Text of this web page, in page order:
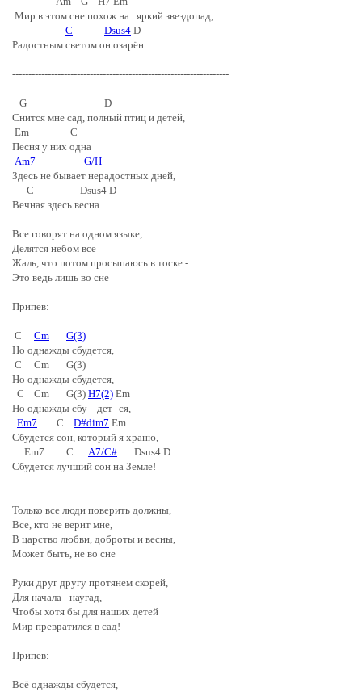
Мир в этом сне похож на яркий звездопад,
C
Dsus4 D
Радостным светом он озарён
-------------------------------------------------------------------
G D
Снится мне сад, полный птиц и детей,
Em C
Песня у них одна
Am7
G/H
Здесь не бывает нерадостных дней,
C Dsus4 D
Вечная здесь весна
Все говорят на одном языке,
Делятся небом все
Жаль, что потом просыпаюсь в тоске -
Это ведь лишь во сне
Припев:
C Cm
G(3)
Но однажды сбудется,
C Cm G(3)
Но однажды сбудется,
C Cm G(3) H7(2) Em
Но однажды сбу---дет--ся,
Em7 C D#dim7 Em
Сбудется сон, который я храню,
Em7 C A7/C# Dsus4 D
Сбудется лучший сон на Земле!
Только все люди поверить должны,
Все, кто не верит мне,
В царство любви, доброты и весны,
Может быть, не во сне
Руки друг другу протянем скорей,
Для начала - наугад,
Чтобы хотя бы для наших детей
Мир превратился в сад!
Припев:
Всё однажды сбудется,